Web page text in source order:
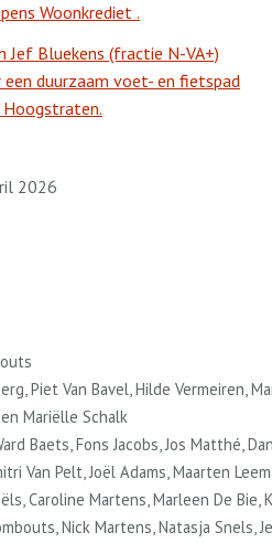
Woonkrediet .
Jef Bluekens (fractie N-VA+)
duurzaam voet- en fietspad
2026
Piet Van Bavel, Hilde Vermeiren,
Mariëlle Schalk
Baets, Fons Jacobs, Jos Matthé,
Van Pelt, Joël Adams, Maarten
Caroline Martens, Marleen De Bie,
Nick Martens, Natasja Snels,